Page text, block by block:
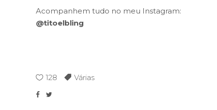
Acompanhem tudo no meu Instagram:
@titoelbling
128 Várias